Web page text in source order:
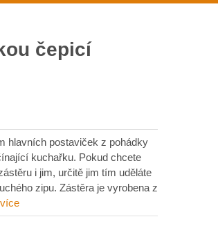
čepicí
hlavních postaviček z pohádky
kuchařku. Pokud chcete
i jim, určitě jim tím uděláte
zipu. Zástěra je vyrobena z